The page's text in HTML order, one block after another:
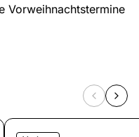
Vorweihnachtstermine